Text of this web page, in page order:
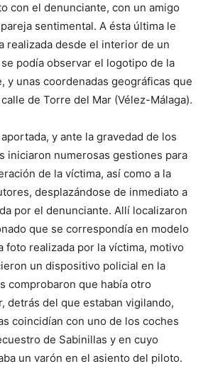
con el denunciante, con un amigo
sentimental. A ésta última le
realizada desde el interior de un
podía observar el logotipo de la
y unas coordenadas geográficas que
de Torre del Mar (Vélez-Málaga).
y ante la gravedad de los
iniciaron numerosas gestiones para
de la víctima, así como a la
desplazándose de inmediato a
por el denunciante. Allí localizaron
que se correspondía en modelo
foto realizada por la víctima, motivo
un dispositivo policial en la
comprobaron que había otro
detrás del que estaban vigilando,
coincidían con uno de los coches
de Sabinillas y en cuyo
un varón en el asiento del piloto.